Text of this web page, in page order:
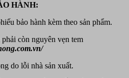
HÀNH:
bảo hành kèm theo sản phẩm.
còn nguyên vẹn tem
lỗi nhà sản xuất.